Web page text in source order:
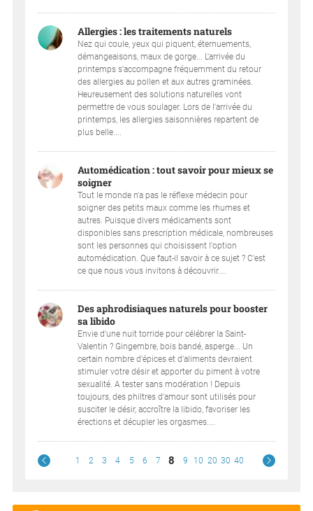
Allergies : les traitements naturels
Nez qui coule, yeux qui piquent, éternuements,
démangeaisons, maux de gorge... L'arrivée du
printemps s'accompagne fréquemment du retour
des allergies au pollen et aux autres graminées.
Heureusement des solutions naturelles vont
permettre de vous soulager. Lors de l'arrivée du
printemps, les allergies saisonnières repartent de
plus belle....
Automédication : tout savoir pour mieux se
soigner
Tout le monde n'a pas le réflexe médecin pour
soigner des petits maux comme les rhumes et
autres. Puisque divers médicaments sont
disponibles sans prescription médicale, nombreuses
sont les personnes qui choisissent l'option
automédication. Que faut-il savoir à ce sujet ? C'est
ce que nous vous invitons à découvrir....
Des aphrodisiaques naturels pour booster
sa libido
Envie d'une nuit torride pour célébrer la Saint-
Valentin ? Gingembre, bois bandé, asperge... Un
certain nombre d'épices et d'aliments devraient
stimuler votre désir et apporter du piment à votre
sexualité. A tester sans modération ! Depuis
toujours, des philtres d'amour sont utilisés pour
susciter le désir, accroître la libido, favoriser les
érections et décupler les orgasmes....
1 2 3 4 5 6 7 8 9 10 20 30 40